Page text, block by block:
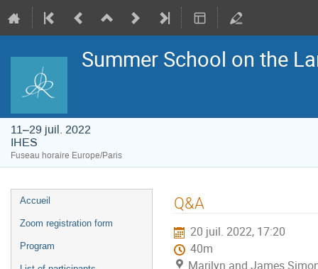
Summer School on the
11–29 juil. 2022
IHES
Fuseau horaire Europe/Paris
Menu
de
l'événement
Accueil
Zoom registration form
Program
Q&A
20 juil. 2022, 17:20
40m
Marilyn and James